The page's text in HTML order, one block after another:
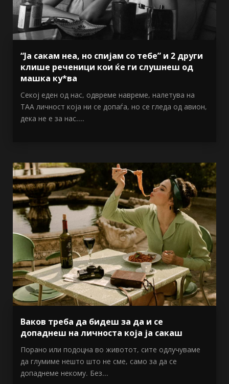
“Ја сакам неа, но спијам со тебе” и 2 други
клише реченици кои ќе ги слушнеш од
машка ку*ва
Секој еден од нас, одвреме навреме, налетува на
ТАА личност која ни се допаѓа, но се гледа од авион,
дека не е за нас....
Ваков треба да бидеш за да и се
допаднеш на личноста која ја сакаш
Порано или подоцна во животот, сите одлучуваме
да глумиме нешто што не сме, само за да се
допаднеме некому. Без...